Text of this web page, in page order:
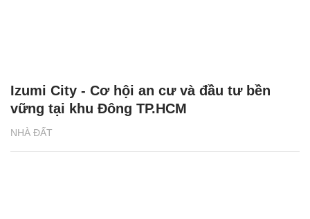
NHÀ ĐẤT
Izumi City - Cơ hội an cư và đầu tư bền
vững tại khu Đông TP.HCM